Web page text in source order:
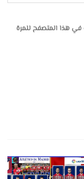
في هذا المتصفح للمرة